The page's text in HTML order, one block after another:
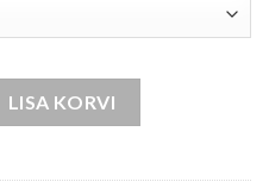
LISA KORVI